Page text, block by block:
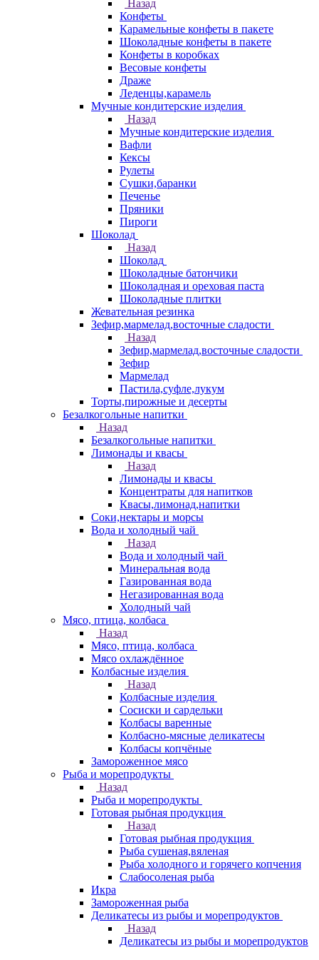
Назад
Конфеты
Карамельные конфеты в пакете
Шоколадные конфеты в пакете
Конфеты в коробках
Весовые конфеты
Драже
Леденцы,карамель
Мучные кондитерские изделия
Назад
Мучные кондитерские изделия
Вафли
Кексы
Рулеты
Сушки,баранки
Печенье
Пряники
Пироги
Шоколад
Назад
Шоколад
Шоколадные батончики
Шоколадная и ореховая паста
Шоколадные плитки
Жевательная резинка
Зефир,мармелад,восточные сладости
Назад
Зефир,мармелад,восточные сладости
Зефир
Мармелад
Пастила,суфле,лукум
Торты,пирожные и десерты
Безалкогольные напитки
Назад
Безалкогольные напитки
Лимонады и квасы
Назад
Лимонады и квасы
Концентраты для напитков
Квасы,лимонад,напитки
Соки,нектары и морсы
Вода и холодный чай
Назад
Вода и холодный чай
Минеральная вода
Газированная вода
Негазированная вода
Холодный чай
Мясо, птица, колбаса
Назад
Мясо, птица, колбаса
Мясо охлаждённое
Колбасные изделия
Назад
Колбасные изделия
Сосиски и сардельки
Колбасы варенные
Колбасно-мясные деликатесы
Колбасы копчёные
Замороженное мясо
Рыба и морепродукты
Назад
Рыба и морепродукты
Готовая рыбная продукция
Назад
Готовая рыбная продукция
Рыба сушеная,вяленая
Рыба холодного и горячего копчения
Слабосоленая рыба
Икра
Замороженная рыба
Деликатесы из рыбы и морепродуктов
Назад
Деликатесы из рыбы и морепродуктов